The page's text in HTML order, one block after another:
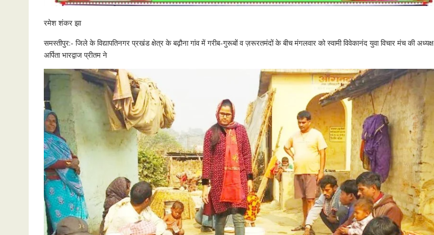
रमेश शंकर झा
समस्तीपुर:- जिले के विद्यापतिनगर प्रखंड क्षेत्र के बढ़ौना गांव में गरीब-गुरूबों व ज़रूरतमंदों के बीच मंगलवार को स्वामी विवेकानंद युवा विचार मंच की अध्यक्ष
अर्पिता भारद्वाज प्रीतम ने